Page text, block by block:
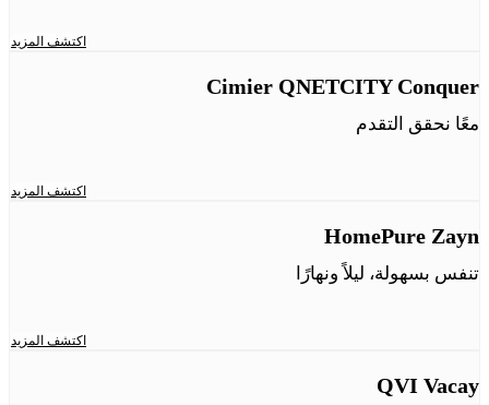
اكتشف المزيد
Cimier QNETCITY Conquer
معًا نحقق التقدم
اكتشف المزيد
HomePure Zayn
تنفس بسهولة، ليلاً ونهارًا
اكتشف المزيد
QVI Vacay